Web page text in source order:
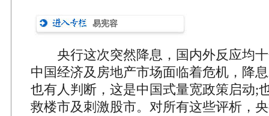
易宪容
央行这次突然降息，国内外反应均十
中国经济及房地产市场面临着危机，降
也有人判断，这是中国式量宽政策启动;
救楼市及刺激股市。对所有这些评析，